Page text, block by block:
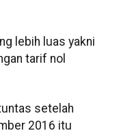
lebih luas yakni
tarif nol
setelah
2016 itu